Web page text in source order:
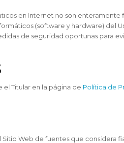
en Internet no son enteramente
(software y hardware) del
de seguridad oportunas para
Titular en la página de Política de
Web de fuentes que considera